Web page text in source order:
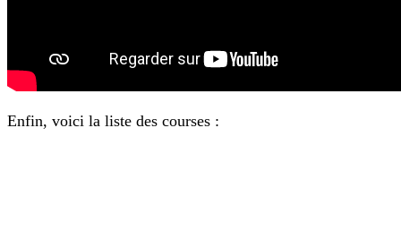
Enfin, voici la liste des courses :